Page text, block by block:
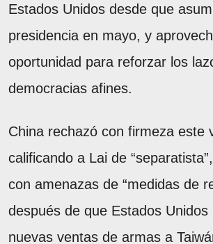
Estados Unidos desde que
presidencia en mayo, y
oportunidad para reforzar los
democracias afines.
China rechazó con firmeza este
calificando a Lai de
con amenazas de “medidas de
después de que Estados Unidos
nuevas ventas de armas a